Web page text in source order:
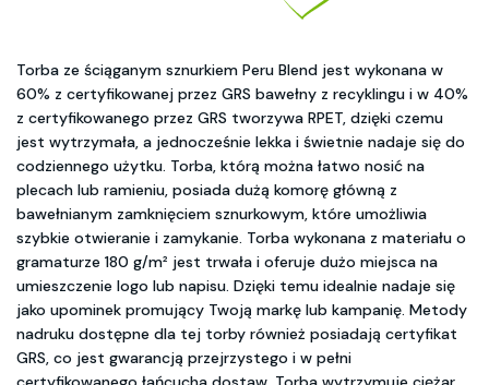
Torba ze ściąganym sznurkiem Peru Blend jest wykonana w
60% z certyfikowanej przez GRS bawełny z recyklingu i w 40%
z certyfikowanego przez GRS tworzywa RPET, dzięki czemu
jest wytrzymała, a jednocześnie lekka i świetnie nadaje się do
codziennego użytku. Torba, którą można łatwo nosić na
plecach lub ramieniu, posiada dużą komorę główną z
bawełnianym zamknięciem sznurkowym, które umożliwia
szybkie otwieranie i zamykanie. Torba wykonana z materiału o
gramaturze 180 g/m² jest trwała i oferuje dużo miejsca na
umieszczenie logo lub napisu. Dzięki temu idealnie nadaje się
jako upominek promujący Twoją markę lub kampanię. Metody
nadruku dostępne dla tej torby również posiadają certyfikat
GRS, co jest gwarancją przejrzystego i w pełni